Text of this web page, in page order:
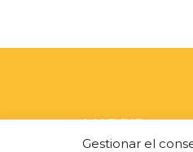
Gestionar el
MADRID